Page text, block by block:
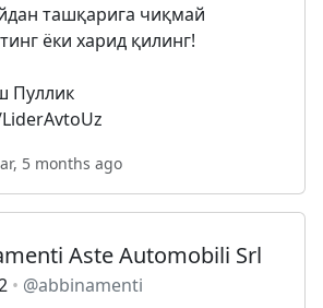
ташқарига чиқмай
ёки харид қилинг!
Пуллик
5 months ago
Aste Automobili Srl
@abbinamenti